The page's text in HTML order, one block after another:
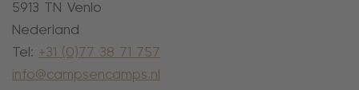
5913 TN Venlo
Nederland
Tel: +31 (0)77 38 71 757
info@campsencamps.nl